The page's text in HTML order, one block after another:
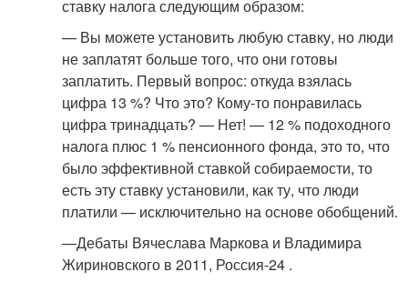
ставку налога следующим образом:
— Вы можете установить любую ставку, но люди
не заплатят больше того, что они готовы
заплатить. Первый вопрос: откуда взялась
цифра 13 %? Что это? Кому-то понравилась
цифра тринадцать? — Нет! — 12 % подоходного
налога плюс 1 % пенсионного фонда, это то, что
было эффективной ставкой собираемости, то
есть эту ставку установили, как ту, что люди
платили — исключительно на основе обобщений.
—Дебаты Вячеслава Маркова и Владимира
Жириновского в 2011, Россия-24 .